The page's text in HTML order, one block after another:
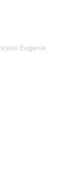
Eugenie